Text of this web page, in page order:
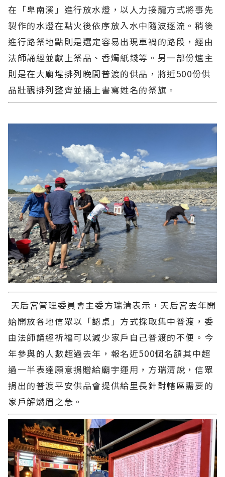
在「卑南溪」進行放水燈，以人力接龍方式將事先
製作的水燈在點火後依序放入水中隨波逐流。稍後
進行路祭地點則是選定容易出現車禍的路段，經由
法師誦經並獻上祭品、香燭紙錢等。另一部份爐主
則是在大廟埕排列晚間普渡的供品，將近500份供
品壯觀排列整齊並插上書寫姓名的祭旗。
天后宮管理委員會主委方瑞清表示，天后宮去年開
始開放各地信眾以「認桌」方式採取集中普渡，委
由法師誦經祈福可以減少家戶自己普渡的不便。今
年參與的人數超過去年，報名近500個名額其中超
過一半表達願意捐贈給廟宇運用，方瑞清說，信眾
捐出的普渡平安供品會提供給里長針對轄區需要的
家戶解燃眉之急。